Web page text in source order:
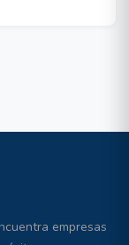
empresas